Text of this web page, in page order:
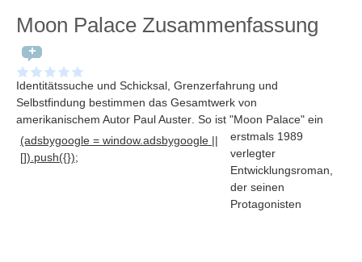
Navigation
Moon Palace Zusammenfassung
Identitätssuche und Schicksal, Grenzerfahrung und
Selbstfindung bestimmen das Gesamtwerk von
amerikanischem Autor Paul Auster
(adsbygoogle = window.adsbygoogle ||
[]).push({});
. So ist "Moon Palace" ein
erstmals 1989
verlegter
Entwicklungsroman,
der seinen
Protagonisten